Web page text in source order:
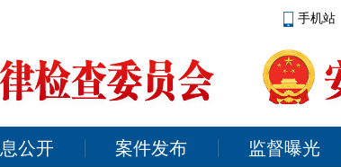
手机站
公开 案件发布 监督曝光